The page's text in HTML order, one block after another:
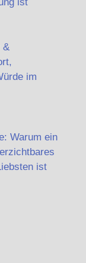
&
im
Warum ein
ist